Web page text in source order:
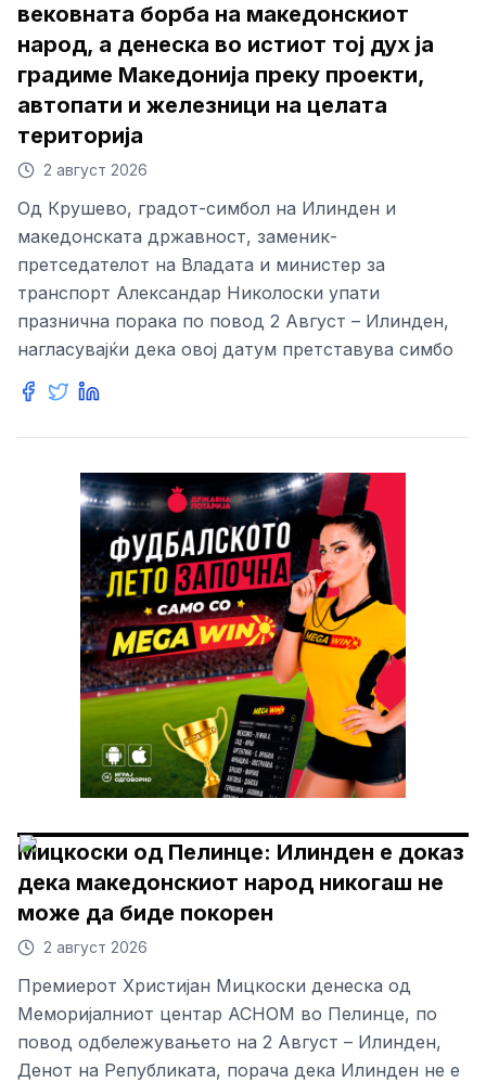
вековната борба на македонскиот
народ, а денеска во истиот тој дух ја
градиме Македонија преку проекти,
автопати и железници на целата
територија
2 август 2026
Од Крушево, градот-симбол на Илинден и
македонската државност, заменик-
претседателот на Владата и министер за
транспорт Александар Николоски упати
празнична порака по повод 2 Август – Илинден,
нагласувајќи дека овој датум претставува симбо
Мицкоски од Пелинце: Илинден е доказ
дека македонскиот народ никогаш не
може да биде покорен
2 август 2026
Премиерот Христијан Мицкоски денеска од
Меморијалниот центар АСНОМ во Пелинце, по
повод одбележувањето на 2 Август – Илинден,
Денот на Републиката, порача дека Илинден не е